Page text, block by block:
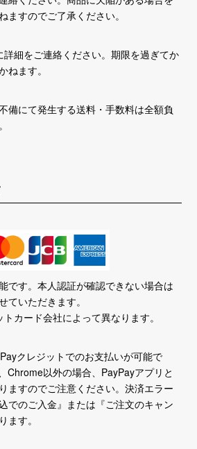
ますのでご了承ください。
細をご連絡ください。期限を過ぎてか
ねます。
備にて発生する送料・手数料は全額負
です。本人認証が確認できない場合は
ていただきます。
カード会社によって異なります。
クレジットでのお支払いが可能で
Chrome以外の場合、PayPayアプリと
ますのでご注意ください。決済エラー
でのご入金』または『ご注文のキャン
ます。